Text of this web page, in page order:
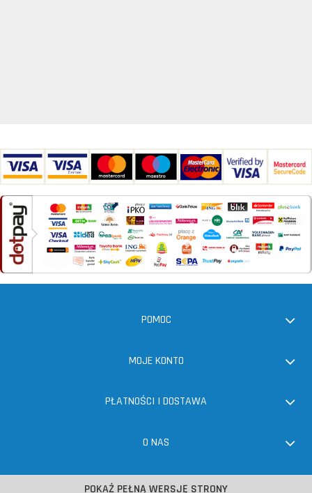
POMOC
MOJE KONTO
PŁATNOŚCI I DOSTAWA
O NAS
POKAŻ PEŁNĄ WERSJĘ STRONY